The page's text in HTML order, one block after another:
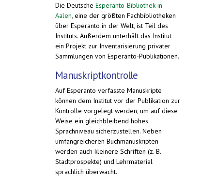
Die Deutsche Esperanto-Bibliothek in
Aalen , eine der größten Fachbibliotheken
über Esperanto in der Welt, ist Teil des
Instituts. Außerdem unterhält das Institut
ein Projekt zur Inventarisierung privater
Sammlungen von Esperanto-Publikationen.
Manuskriptkontrolle
Auf Esperanto verfasste Manuskripte
können dem Institut vor der Publikation zur
Kontrolle vorgelegt werden, um auf diese
Weise ein gleichbleibend hohes
Sprachniveau sicherzustellen. Neben
umfangreicheren Buchmanuskripten
werden auch kleinere Schriften (z. B.
Stadtprospekte) und Lehrmaterial
sprachlich überwacht.